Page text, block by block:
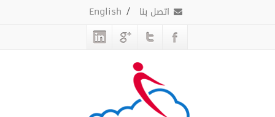
اتصل بنا /
English